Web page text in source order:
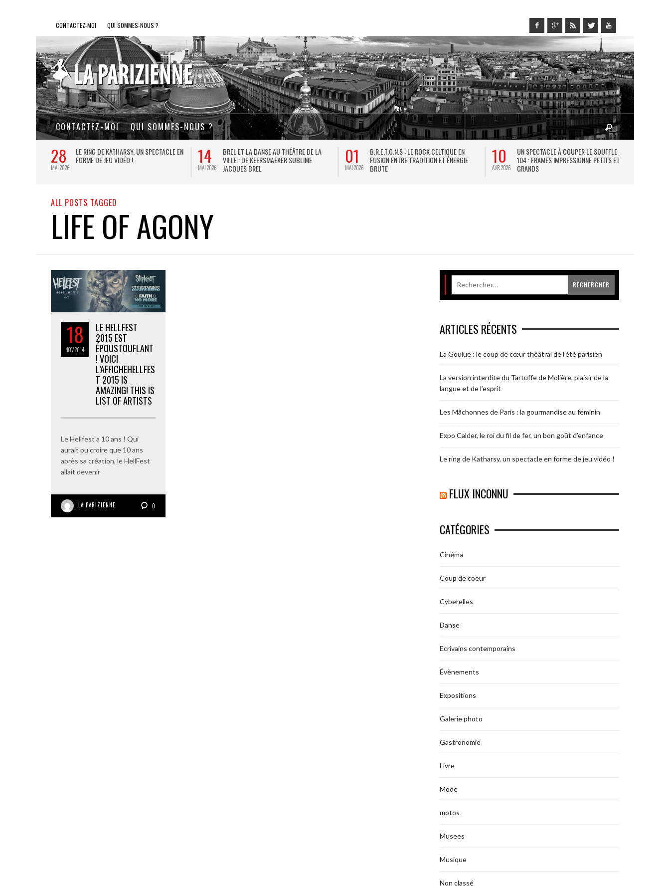
CONTACTEZ-MOI QUI SOMMES-NOUS ?
CONTACTEZ-MOI QUI SOMMES-NOUS ?
28
MAI 2026
LE RING DE KATHARSY, UN SPECTACLE EN
FORME DE JEU VIDÉO !
14
MAI 2026
BREL ET LA DANSE AU THÉÂTRE DE LA
VILLE : DE KEERSMAEKER SUBLIME
JACQUES BREL
01
MAI 2026
B.R.E.T.O.N.S : LE ROCK CELTIQUE EN
FUSION ENTRE TRADITION ET ÉNERGIE
BRUTE
10
AVR 2026
UN SPECTACLE À COUPER LE SOUFFLE AU
104 : FRAMES IMPRESSIONNE PETITS ET
GRANDS
ALL POSTS TAGGED
LIFE OF AGONY
18
NOV2014
LE HELLFEST
2015 EST
ÉPOUSTOUFLANT
! VOICI
L’AFFICHEHELLFES
T 2015 IS
AMAZING! THIS IS
LIST OF ARTISTS
Le Hellfest a 10 ans ! Qui
aurait pu croire que 10 ans
après sa création, le HellFest
allait devenir
LA PARIZIENNE 0
ARTICLES RÉCENTS
La Goulue : le coup de cœur théâtral de l’été parisien
La version interdite du Tartuffe de Molière, plaisir de la
langue et de l’esprit
Les Mâchonnes de Paris : la gourmandise au féminin
Expo Calder, le roi du fil de fer, un bon goût d’enfance
Le ring de Katharsy, un spectacle en forme de jeu vidéo !
FLUX INCONNU
CATÉGORIES
Cinéma
Coup de coeur
Cyberelles
Danse
Ecrivains contemporains
Évènements
Expositions
Galerie photo
Gastronomie
Livre
Mode
motos
Musees
Musique
Non classé